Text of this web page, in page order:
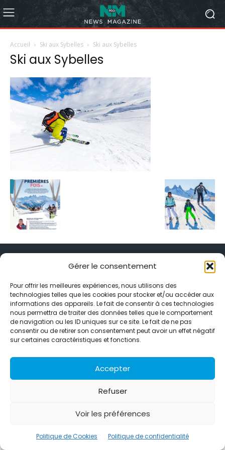
Gérer le consentement
Pour offrir les meilleures expériences, nous utilisons des
technologies telles que les cookies pour stocker et/ou accéder aux
informations des appareils. Le fait de consentir à ces technologies
nous permettra de traiter des données telles que le comportement
de navigation ou les ID uniques sur ce site. Le fait de ne pas
consentir ou de retirer son consentement peut avoir un effet négatif
sur certaines caractéristiques et fonctions.
Accepter
Refuser
Voir les préférences
Politique de Cookies Politique de confidentialité
Accueil Ski aux Sybelles Ski aux Sybelles
Ski aux Sybelles
Alternative Média est une agence de relations presse et de
relations publiques basée à Grenoble. Depuis 1995, elle conçoit et
pilote des stratégies de visibilité en France et à l’international
grâce à un réseau d’agences partenaires.
Contactez-nous : info@alternativemedia.fr
© Copyright - Alternative Média
2026